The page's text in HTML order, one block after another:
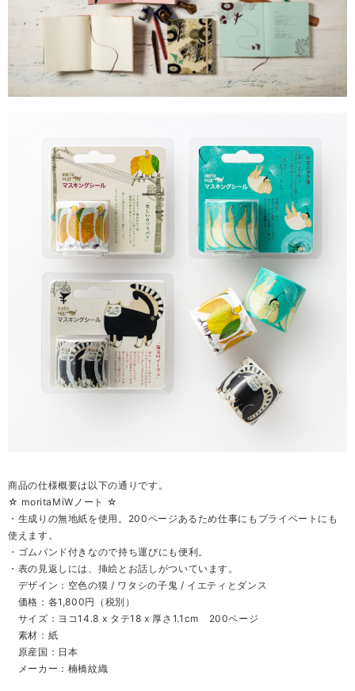
商品の仕様概要は以下の通りです。
☆ moritaMiWノート ☆
・生成りの無地紙を使用。200ページあるため仕事にもプライベートにも
使えます。
・ゴムバンド付きなので持ち運びにも便利。
・表の見返しには、挿絵とお話しがついています。
デザイン：空色の獏 / ワタシの子鬼 / イエティとダンス
価格：各1,800円（税別）
サイズ：ヨコ14.8 x タテ18 x 厚さ1.1cm 200ページ
素材：紙
原産国：日本
メーカー：楠橋紋織